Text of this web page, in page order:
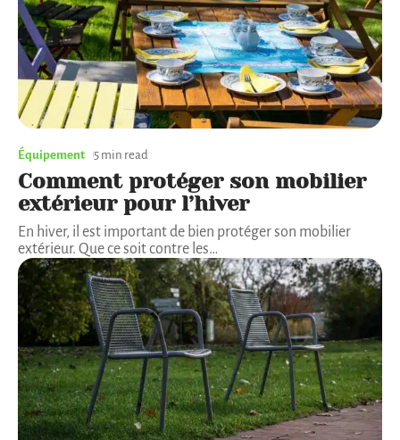
Équipement 5 min read
Comment protéger son mobilier
extérieur pour l’hiver
En hiver, il est important de bien protéger son mobilier
extérieur. Que ce soit contre les…